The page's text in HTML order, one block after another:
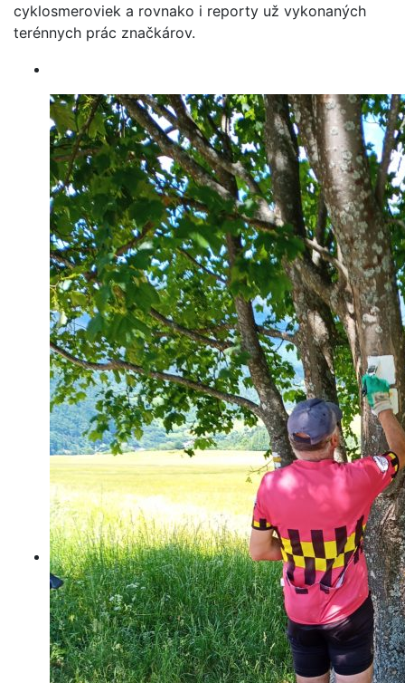
cyklosmeroviek a rovnako i reporty už vykonaných
terénnych prác značkárov.